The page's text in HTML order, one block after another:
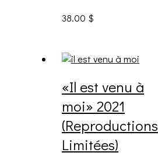
38.00 $
«Il est venu à
moi» 2021
(Reproductions
Limitées)